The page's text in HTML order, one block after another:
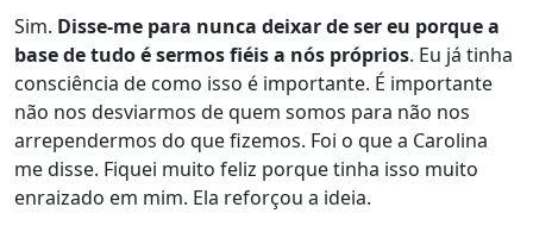
Sim. Disse-me para nunca deixar de ser eu porque a
base de tudo é sermos fiéis a nós próprios. Eu já tinha
consciência de como isso é importante. É importante
não nos desviarmos de quem somos para não nos
arrependermos do que fizemos. Foi o que a Carolina
me disse. Fiquei muito feliz porque tinha isso muito
enraizado em mim. Ela reforçou a ideia.